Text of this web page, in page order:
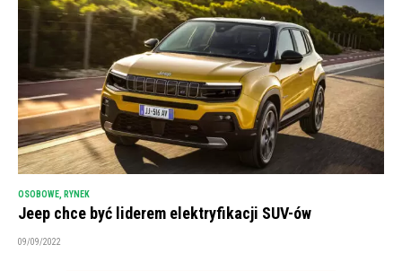
OSOBOWE RYNEK
Jeep chce być liderem elektryfikacji SUV-ów
09/09/2022